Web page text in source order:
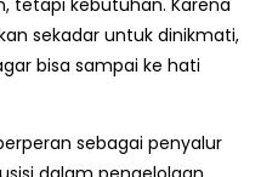
tetapi kebutuhan. Karena
sekadar untuk dinikmati,
bisa sampai ke hati
sebagai penyalur